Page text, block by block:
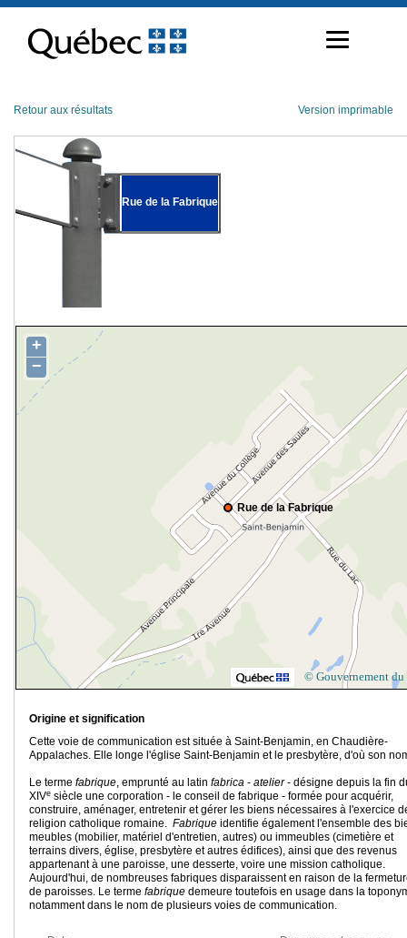
contenu
Retour aux résultats Version imprimable
Rue de la Fabrique
Rue de la Fabrique
+
−
© Gouvernement du
Origine et signification
Cette voie de communication est située à Saint-Benjamin, en Chaudière-
Appalaches. Elle longe l'église Saint-Benjamin et le presbytère, d'où son
Le terme fabrique, emprunté au latin fabrica - atelier- désigne depuis la fin
XIVe siècle une corporation - le conseil de fabrique - formée pour acquérir,
construire, aménager, entretenir et gérer les biens nécessaires à l'exercice
religion catholique romaine. Fabrique identifie également l'ensemble des
meubles (mobilier, matériel d'entretien, autres) ou immeubles (cimetière et
terrains divers, église, presbytère et autres édifices), ainsi que des revenus
appartenant à une paroisse, une desserte, voire une mission catholique.
Aujourd'hui, de nombreuses fabriques disparaissent en raison de la
de paroisses. Le terme fabrique demeure toutefois en usage dans la
notamment dans le nom de plusieurs voies de communication.